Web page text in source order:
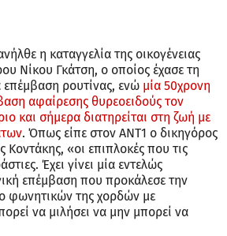
η καταγγελία της οικογένειας
Νίκου Γκάτση, ο οποίος έχασε τη
ρουτίνας, ενώ μία 50χρονη
αφαίρεσης θυρεοειδούς τον
και σήμερα διατηρείται στη ζωή με
. Όπως είπε στον ΑΝΤ1 ο δικηγόρος
Κοντάκης, «οι επιπλοκές που τις
Έχει γίνει μία εντελώς
επέμβαση που προκάλεσε την
φωνητικών της χορδών με
να μιλήσει να μην μπορεί να